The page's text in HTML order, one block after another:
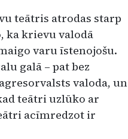
teātris atrodas starp
ka krievu valodā
varu īstenojošu.
galā – pat bez
valoda, un
teātri uzlūko ar
acīmredzot ir